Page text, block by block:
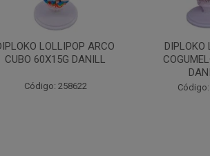
DIPLOKO LOLLIPOP
COGUMELO 60X15G
Código: 258366
DIPLOKO
60X15G